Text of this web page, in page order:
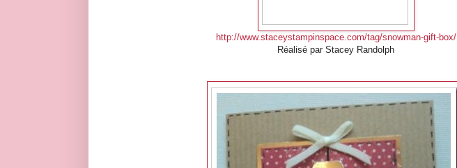
http://www.staceystampinspace.com/tag/snowman-gift-box/
Réalisé par Stacey Randolph